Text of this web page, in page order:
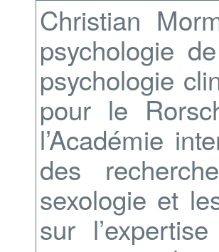
Christian
psychologie
psychologie
pour le
l’Académie
des
sexologie et
sur